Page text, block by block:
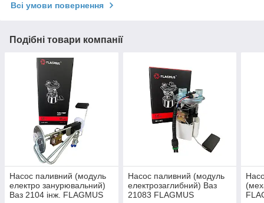
Всі умови повернення
Подібні товари компанії
Насос паливний (модуль
електро занурювальний)
Ваз 2104 інж. FLAGMUS
Насос паливний (модуль
електрозаглибний) Ваз
21083 FLAGMUS